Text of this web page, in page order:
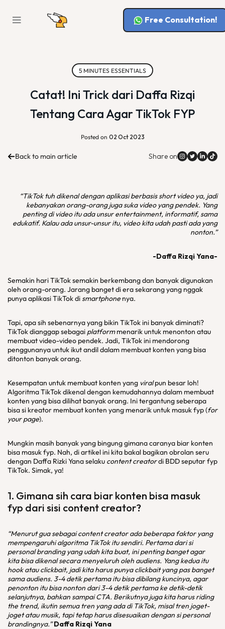
Free Consultation!
5 MINUTES ESSENTIALS
Catat! Ini Trick dari Daffa Rizqi
Tentang Cara Agar TikTok FYP
Posted on 02 Oct 2023
Back to main article Share on
“TikTok tuh dikenal dengan aplikasi berbasis short video ya, jadi
kebanyakan orang-orang juga suka video yang pendek. Yang
penting di video itu ada unsur entertainment, informatif, sama
edukatif. Kalau ada unsur-unsur itu, video kita udah pasti ada yang
nonton.”
-Daffa Rizqi Yana-
Semakin hari TikTok semakin berkembang dan banyak digunakan
oleh orang-orang. Jarang banget di era sekarang yang nggak
punya aplikasi TikTok di smartphone nya.
Tapi, apa sih sebenarnya yang bikin TikTok ini banyak diminati?
TikTok dianggap sebagai platformmenarik untuk menonton atau
membuat video-video pendek. Jadi, TikTok ini mendorong
penggunanya untuk ikut andil dalam membuat konten yang bisa
ditonton banyak orang.
Kesempatan untuk membuat konten yang viralpun besar loh!
Algoritma TikTok dikenal dengan kemudahannya dalam membuat
konten yang bisa dilihat banyak orang. Ini tergantung seberapa
bisa si kreator membuat konten yang menarik untuk masuk fyp (for
your page).
Mungkin masih banyak yang bingung gimana caranya biar konten
bisa masuk fyp. Nah, di artikel ini kita bakal bagikan obrolan seru
dengan Daffa Rizki Yana selaku content creatordi BDD seputar fyp
TikTok. Simak, ya!
1. Gimana sih cara biar konten bisa masuk
fyp dari sisi content creator?
“Menurut gua sebagai content creator ada beberapa faktor yang
mempengaruhi algoritma TikTok itu sendiri. Pertama dari si
personal branding yang udah kita buat, ini penting banget agar
kita bisa dikenal secara menyeluruh oleh audiens. Yang kedua itu
hook atau clickbait, jadi kita harus punya clickbait yang pas banget
sama audiens. 3-4 detik pertama itu bisa dibilang kuncinya, agar
penonton itu bisa nonton dari 3-4 detik pertama ke detik-detik
selanjutnya, bahkan sampai CTA. Berikutnya juga kita harus riding
the trend, ikutin semua tren yang ada di TikTok, misal tren joget-
joget atau musik, tapi tetap harus disesuaikan dengan si personal
brandingnya.”Daffa Rizqi Yana